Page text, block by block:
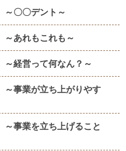
～〇〇デント～
～あれもこれも～
～経営って何なん？～
～事業が立ち上がりやす
～事業を立ち上げること